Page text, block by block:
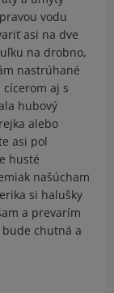
vodu
asi na dve
na drobno,
nastrúhané
aj s
hubový
alebo
asi pol
husté
našúcham
si halušky
a prevarím
chutná a